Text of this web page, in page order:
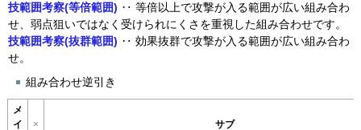
技範囲考察(等倍範囲) ‥ 等倍以上で攻撃が入る範囲が広い組み合わ
せ、弱点狙いではなく受けられにくさを重視した組み合わせです。
技範囲考察(抜群範囲) ‥ 効果抜群で攻撃が入る範囲が広い組み合わ
せ。
組み合わせ逆引き
メ
イ
× サブ